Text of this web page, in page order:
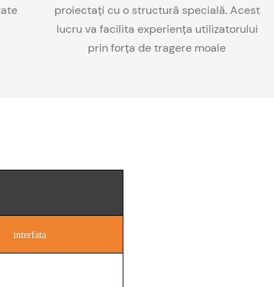
proiectați cu o structură specială. Acest
lucru va facilita experiența utilizatorului
prin forța de tragere moale
interfata